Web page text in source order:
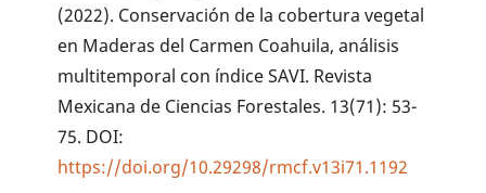
(2022). Conservación de la cobertura vegetal
en Maderas del Carmen Coahuila, análisis
multitemporal con índice SAVI. Revista
Mexicana de Ciencias Forestales. 13(71): 53-
75. DOI:
https://doi.org/10.29298/rmcf.v13i71.1192